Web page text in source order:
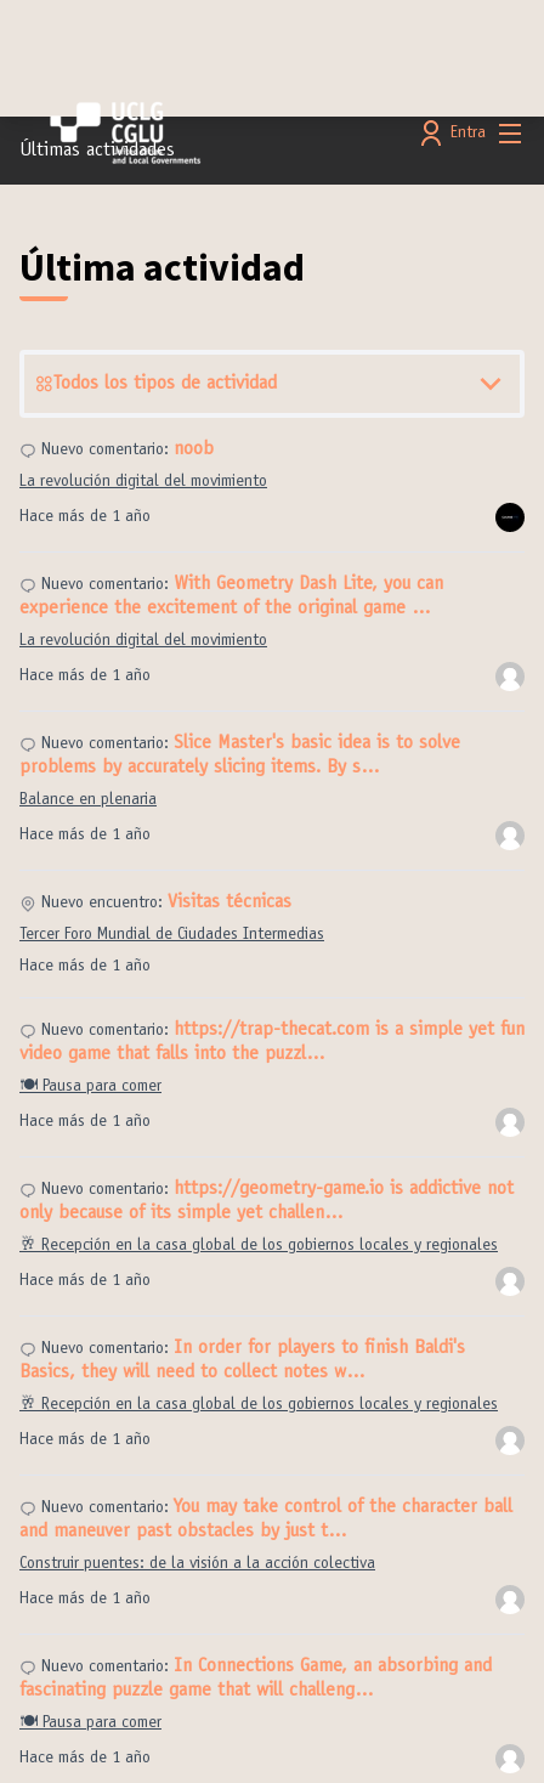
Entra
Últimas actividades
Última actividad
Todos los tipos de actividad
Hace más de 1 año
Nuevo comentario: noob
La revolución digital del movimiento
Hace más de 1 año
Nuevo comentario: With Geometry Dash Lite, you can
experience the excitement of the original game …
La revolución digital del movimiento
Hace más de 1 año
Nuevo comentario: Slice Master's basic idea is to solve
problems by accurately slicing items. By s…
Balance en plenaria
Hace más de 1 año
Nuevo encuentro: Visitas técnicas
Tercer Foro Mundial de Ciudades Intermedias
Hace más de 1 año
Nuevo comentario: https://trap-thecat.com is a simple yet fun
video game that falls into the puzzl…
🍽️ Pausa para comer
Hace más de 1 año
Nuevo comentario: https://geometry-game.io is addictive not
only because of its simple yet challen…
🥂 Recepción en la casa global de los gobiernos locales y regionales
Hace más de 1 año
Nuevo comentario: In order for players to finish Baldi's
Basics, they will need to collect notes w…
🥂 Recepción en la casa global de los gobiernos locales y regionales
Hace más de 1 año
Nuevo comentario: You may take control of the character ball
and maneuver past obstacles by just t…
Construir puentes: de la visión a la acción colectiva
Hace más de 1 año
Nuevo comentario: In Connections Game, an absorbing and
fascinating puzzle game that will challeng…
🍽️ Pausa para comer